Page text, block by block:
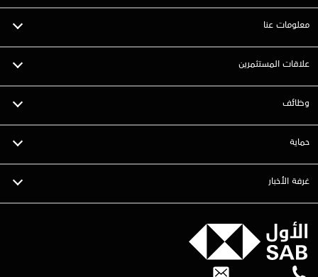
معلومات عنا
علاقات المستثمرين
وظائف
حماية
غرفة الأخبار